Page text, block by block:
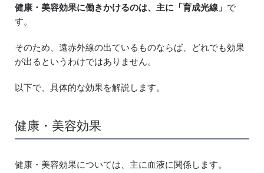
健康・美容効果に働きかけるのは、主に「育成光線」 で
す。
そのため、遠赤外線の出ているものならば、どれでも効果
が出るというわけではありません。
以下で、具体的な効果を解説します。
健康・美容効果
健康・美容効果については、主に血液に関係します。